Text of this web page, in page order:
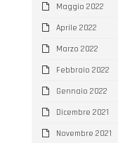
Maggio 2022
Aprile 2022
Marzo 2022
Febbraio 2022
Gennaio 2022
Dicembre 2021
Novembre 2021